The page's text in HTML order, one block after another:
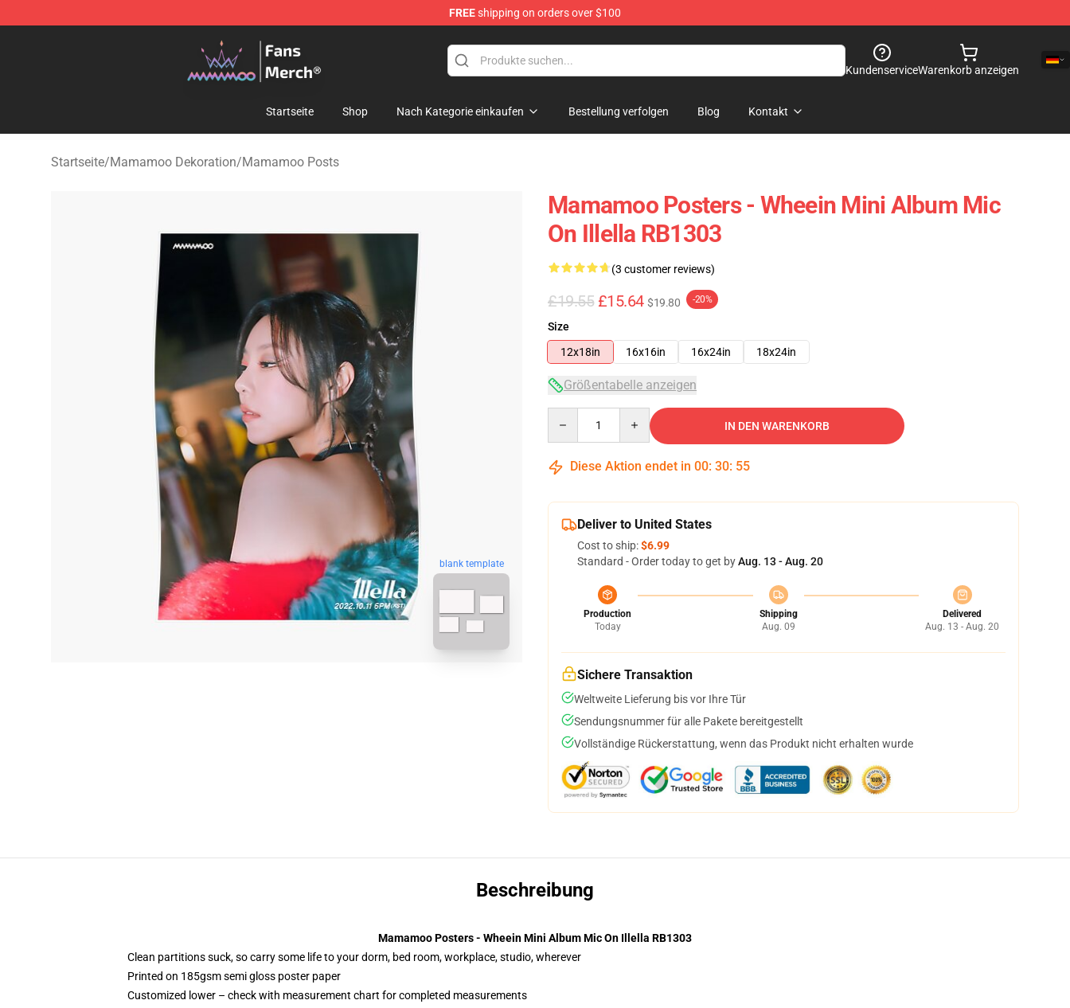
FREEshipping on orders over $100
Mamamoo Store - Official Mamamoo Merchandise Shop
KundenserviceWarenkorb anzeigen
Startseite Shop Nach Kategorie einkaufen Bestellung verfolgen Blog Kontakt
Startseite/Mamamoo Dekoration/Mamamoo Posts
blank template
Mamamoo Posters - Wheein Mini Album Mic
On Illella RB1303
(3 customer reviews)
£19.55 £15.64 $19.80 -20%
Size
12x18in
16x16in 16x24in 18x24in
Größentabelle anzeigen
IN DEN WARENKORB
Diese Aktion endet in 00: 30: 54
Deliver to United States
Cost to ship:$6.99
Standard - Order today to get byAug. 13 - Aug. 20
Production
Today
Shipping
Aug. 09
Delivered
Aug. 13 - Aug. 20
Sichere Transaktion
Weltweite Lieferung bis vor Ihre Tür
Sendungsnummer für alle Pakete bereitgestellt
Vollständige Rückerstattung, wenn das Produkt nicht erhalten wurde
Beschreibung
Mamamoo Posters - Wheein Mini Album Mic On Illella RB1303
Clean partitions suck, so carry some life to your dorm, bed room, workplace, studio, wherever
Printed on 185gsm semi gloss poster paper
Customized lower – check with measurement chart for completed measurements